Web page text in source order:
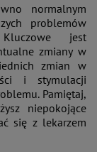
normalnym
problemów
jest
zmiany w
zmian w
i stymulacji
Pamiętaj,
niepokojące
się z lekarzem